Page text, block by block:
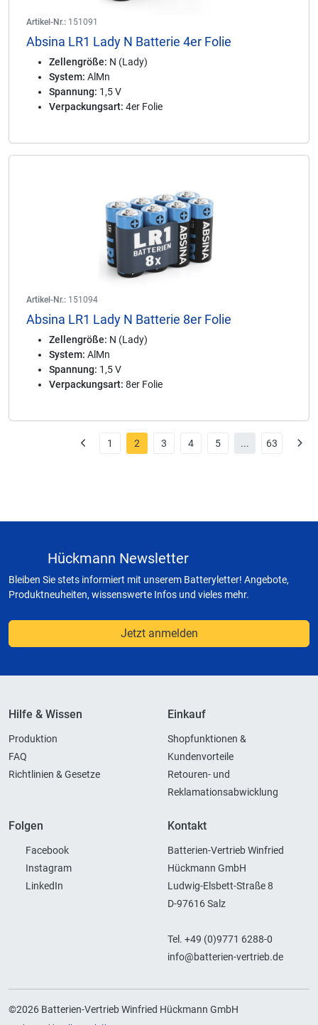
Artikel-Nr.: 151091
Absina LR1 Lady N Batterie 4er Folie
Zellengröße: N (Lady)
System: AlMn
Spannung: 1,5 V
Verpackungsart: 4er Folie
Artikel-Nr.: 151094
Absina LR1 Lady N Batterie 8er Folie
Zellengröße: N (Lady)
System: AlMn
Spannung: 1,5 V
Verpackungsart: 8er Folie
1 2 3 4 5 ... 63
Hückmann Newsletter
Bleiben Sie stets informiert mit unserem Batteryletter! Angebote,
Produktneuheiten, wissenswerte Infos und vieles mehr.
Jetzt anmelden
Hilfe & Wissen
Produktion
FAQ
Richtlinien & Gesetze
Einkauf
Shopfunktionen &
Kundenvorteile
Retouren- und
Reklamationsabwicklung
Folgen
Facebook
Instagram
LinkedIn
Kontakt
Batterien-Vertrieb Winfried
Hückmann GmbH
Ludwig-Elsbett-Straße 8
D-97616 Salz
Tel. +49 (0)9771 6288-0
info@batterien-vertrieb.de
©2026 Batterien-Vertrieb Winfried Hückmann GmbH